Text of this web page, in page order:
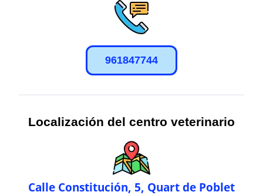
961847744
Localización del centro veterinario
Calle Constitución, 5, Quart de Poblet